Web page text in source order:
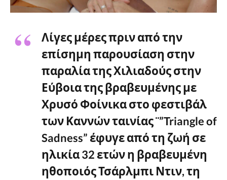
Λίγες μέρες πριν από την
επίσημη παρουσίαση στην
παραλία της Χιλιαδούς στην
Εύβοια της βραβευμένης με
Χρυσό Φοίνικα στο φεστιβάλ
των Καννών ταινίας ¨”Triangle of
Sadness” έφυγε από τη ζωή σε
ηλικία 32 ετών η βραβευμένη
ηθοποιός Τσάρλμπι Ντιν, τη